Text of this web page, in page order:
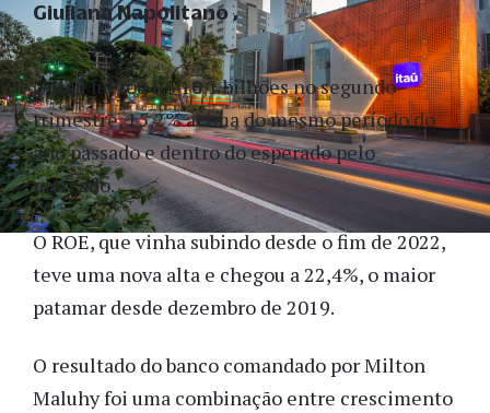
O Itaú lucrou R$ 10,1 bilhões no segundo
trimestre, 15,2% acima do mesmo período do
ano passado e dentro do esperado pelo
mercado.
O ROE, que vinha subindo desde o fim de 2022,
teve uma nova alta e chegou a 22,4%, o maior
patamar desde dezembro de 2019.
O resultado do banco comandado por Milton
Maluhy foi uma combinação entre crescimento
Giuliana Napolitano